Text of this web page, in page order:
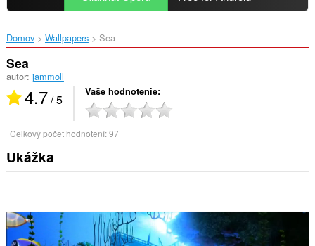
Domov Wallpapers Sea‎
Sea
autor: jammoll
4.7/ 5 Vaše hodnotenie
Celkový počet hodnotení:97
Ukážka